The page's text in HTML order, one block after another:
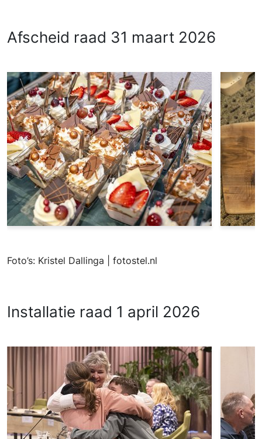
Afscheid raad 31 maart 2026
Foto’s: Kristel Dallinga | fotostel.nl
Installatie raad 1 april 2026